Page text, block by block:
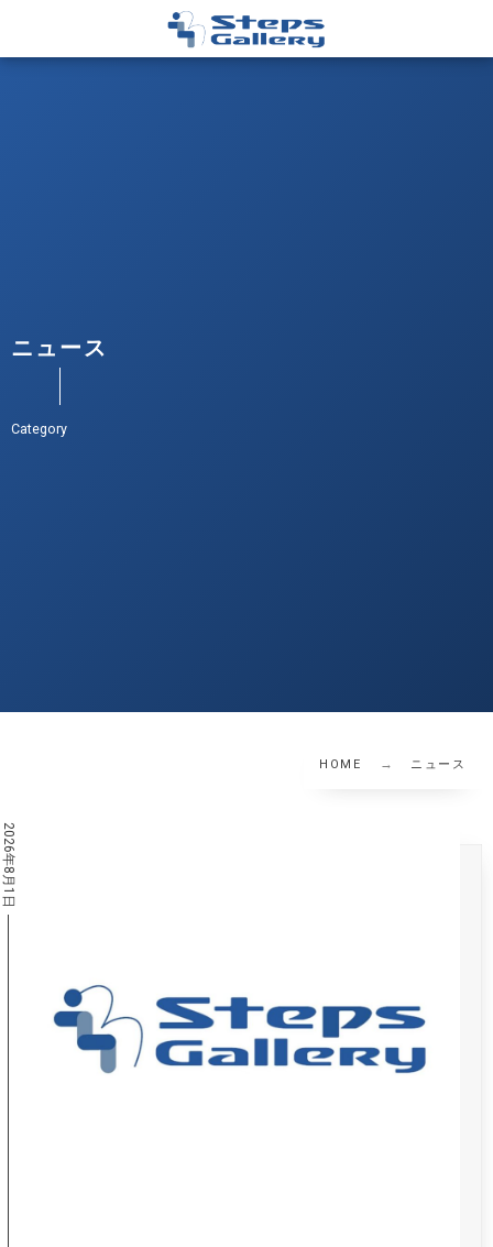
ニュース
Category
HOME ニュース
2026年8月1日